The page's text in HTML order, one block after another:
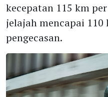
kecepatan 115 km
jelajah mencapai
pengecasan.